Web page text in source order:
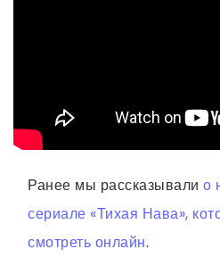
Ранее мы рассказывали о
сериале «Тихая Нава»,
смотреть онлайн.